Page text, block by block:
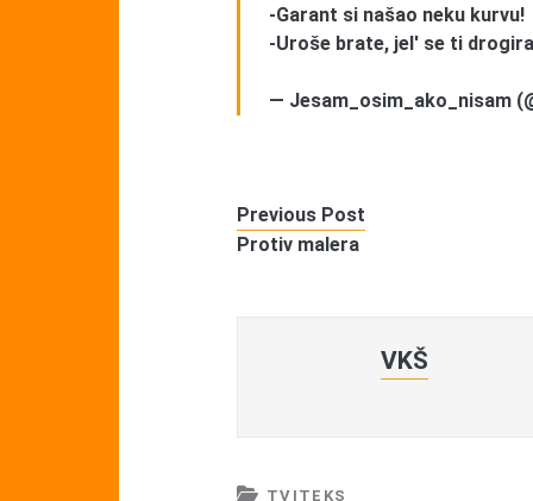
-Garant si našao neku kurvu!
-Uroše brate, jel' se ti
— Jesam_osim_ako_nisam
Previous Post
Protiv malera
VKŠ
TVITEKS